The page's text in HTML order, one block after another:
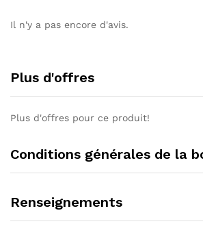
Il n'y a pas encore d'avis.
Plus d'offres
Plus d'offres pour ce produit!
Conditions générales de la
Renseignements